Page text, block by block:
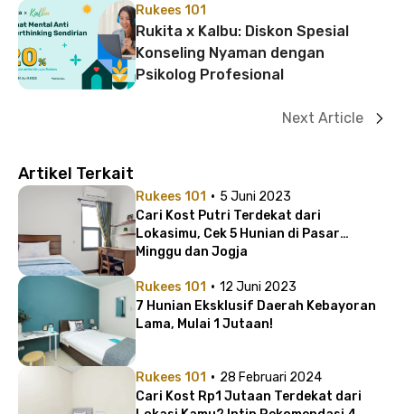
Rukees 101
Rukita x Kalbu: Diskon Spesial
Konseling Nyaman dengan
Psikolog Profesional
Next Article
Artikel Terkait
Rukees 101 · 5 Juni 2023
Cari Kost Putri Terdekat dari
Lokasimu, Cek 5 Hunian di Pasar
Minggu dan Jogja
Rukees 101 · 12 Juni 2023
7 Hunian Eksklusif Daerah Kebayoran
Lama, Mulai 1 Jutaan!
Rukees 101 · 28 Februari 2024
Cari Kost Rp1 Jutaan Terdekat dari